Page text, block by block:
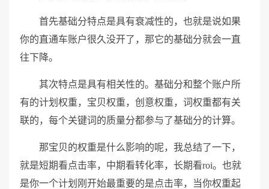
首先基础分特点是具有衰减性的，也就是说如果
你的直通车账户很久没开了，那它的基础分就会一直
往下降。
其次特点是具有相关性的。基础分和整个账户所
有的计划权重，宝贝权重，创意权重，词权重都有关
联的，每个关键词的质量分都参与了基础分的计算。
那宝贝的权重是什么影响的呢，我总结了一下，
就是短期看点击率，中期看转化率，长期看roi。也就
是你一个计划刚开始最重要的是点击率，当你权重起